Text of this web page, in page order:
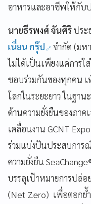
อาหารและอาชีพให้กับ
นายธีรพงศ์ จันศิริประ
เนี่ยน กรุ๊ป จำกัด (มห
ไม่ได้เป็นเพียงแค่การใ
ชอบร่วมกันของทุกคน
โลกในระยะยาว ในฐาน
ด้านความยั่งยืนของภา
เคลื่อนงาน GCNT
ร่วมแบ่งปันประสบการ
ความยั่งยืน
บรรลุเป้าหมายการปล่
(Net Zero) เพื่อตอกย้